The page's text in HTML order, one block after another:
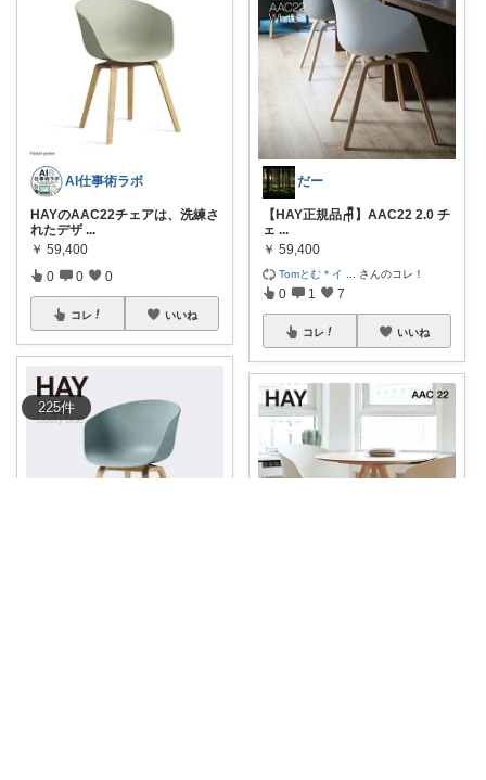
225件
AI仕事術ラボ
HAYのAAC22チェアは、洗練さ
れたデザ ...
￥ 59,400
0 0 0
コレ いいね
だー
【HAY正規品🪑】AAC22 2.0 チ
ェ ...
￥ 59,400
Tomとむ＊イ さんのコレ！
0 1 7
コレ いいね